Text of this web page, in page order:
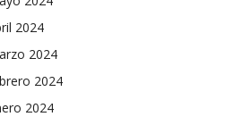
2024
2024
2024
2024